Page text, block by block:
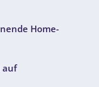
Home-
auf